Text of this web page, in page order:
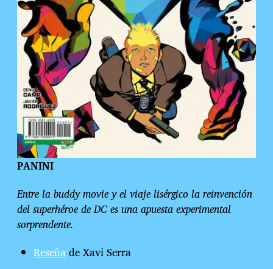
PANINI
Entre la buddy movie y el viaje lisérgico la reinvención
del superhéroe de DC es una apuesta experimental
sorprendente.
Reseñade Xavi Serra